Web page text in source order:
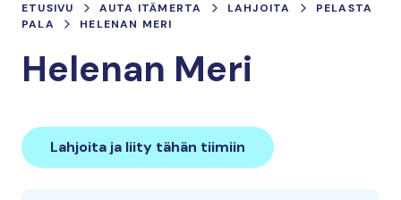
ETUSIVU AUTA ITÄMERTA LAHJOITA
PELASTA
PALA
HELENAN MERI
Helenan Meri
Lahjoita ja liity tähän tiimiin